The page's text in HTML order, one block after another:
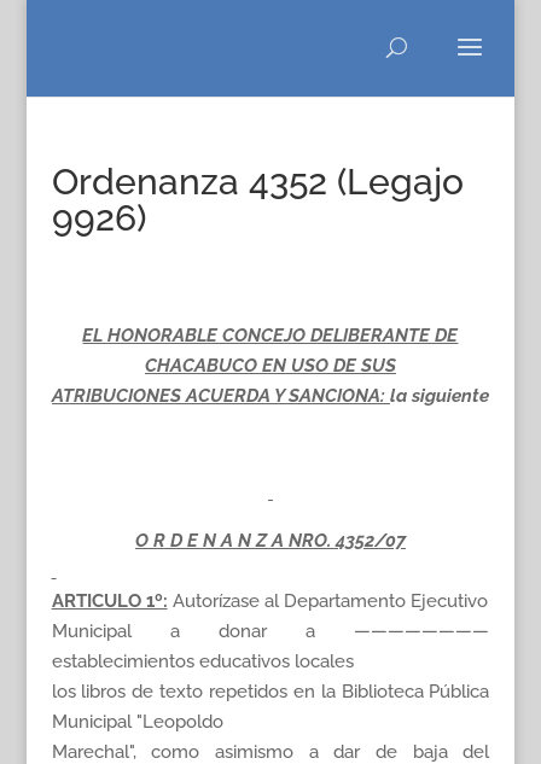
Ordenanza 4352 (Legajo
9926)
EL HONORABLE CONCEJO DELIBERANTE DE
CHACABUCO EN USO DE SUS
ATRIBUCIONES ACUERDA Y SANCIONA: la siguiente
O R D E N A N Z A NRO. 4352/07
ARTICULO 1º: Autorízase al Departamento Ejecutivo
Municipal a donar a ————————
establecimientos educativos locales
los libros de texto repetidos en la Biblioteca Pública
Municipal "Leopoldo
Marechal", como asimismo a dar de baja del